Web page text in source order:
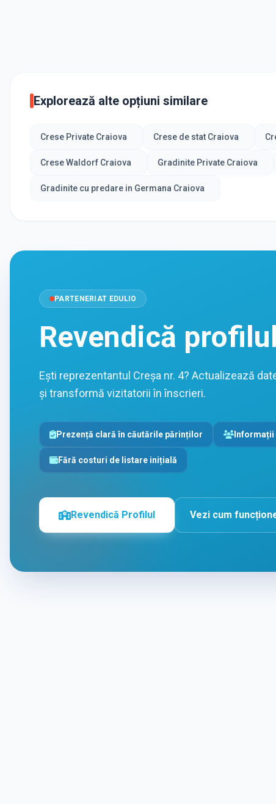
Explorează alte opțiuni similare
Crese Private Craiova Crese de stat Craiova
Crese Waldorf Craiova Gradinite Private Craiova
Gradinite cu predare in Germana Craiova
PARTENERIAT EDULIO
Revendică profilul
Ești reprezentantul Creșa nr. 4? Actualizează
și transformă vizitatorii în înscrieri.
Prezență clară în căutările părinților
Fără costuri de listare inițială
Revendică Profilul Vezi cum